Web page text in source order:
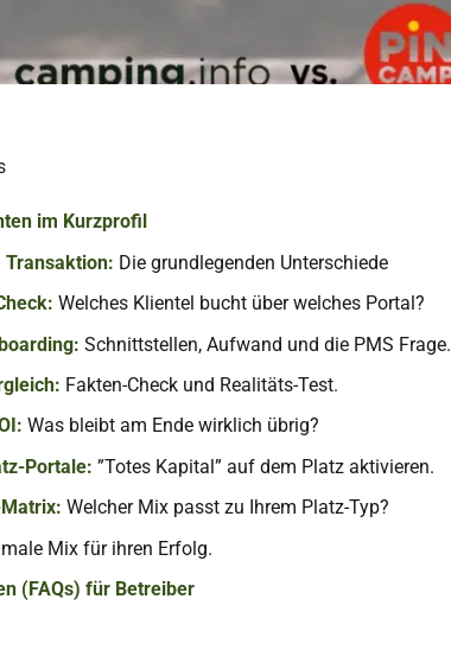
im Kurzprofil
Die grundlegenden Unterschiede
Welches Klientel bucht über welches Portal?
Schnittstellen, Aufwand und die PMS Frage.
Fakten-Check und Realitäts-Test.
Was bleibt am Ende wirklich übrig?
Portale: ”Totes Kapital” auf dem Platz aktivieren.
Welcher Mix passt zu Ihrem Platz-Typ?
Mix für ihren Erfolg.
(FAQs) für Betreiber